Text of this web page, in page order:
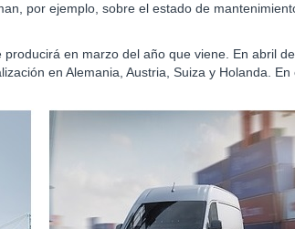
por ejemplo, sobre el estado de
en marzo del año que viene. En abril
en Alemania, Austria, Suiza y Holanda. En